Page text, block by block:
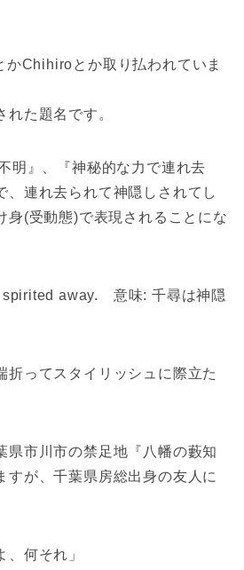
かChihiroとか取り払われていま
た題名です。
明』、『神秘的な力で連れ去
、連れ去られて神隠しされてし
身(受動態)で表現されることにな
away. 意味: 千尋は神隠
折ってスタイリッシュに際立た
県市川市の禁足地『八幡の藪知
すが、千葉県房総出身の友人に
、何それ」